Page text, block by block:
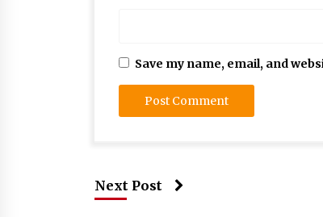
Save my name, email, and
Next Post